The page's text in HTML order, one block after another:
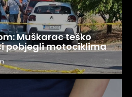
Muškarac teško
pobjegli motociklima